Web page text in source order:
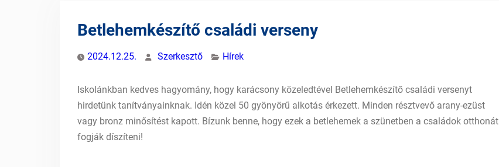
Betlehemkészítő családi verseny
2024.12.25. Szerkesztő Hírek
Iskolánkban kedves hagyomány, hogy karácsony közeledtével Betlehemkészítő családi versenyt
hirdetünk tanítványainknak. Idén közel 50 gyönyörű alkotás érkezett. Minden résztvevő arany-ezüst
vagy bronz minősítést kapott. Bízunk benne, hogy ezek a betlehemek a szünetben a családok otthonát
fogják díszíteni!